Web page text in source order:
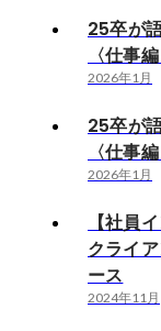
25卒が
〈仕事
2026年1月
25卒が
〈仕事
2026年1月
【社員
クライ
ース
2024年11月